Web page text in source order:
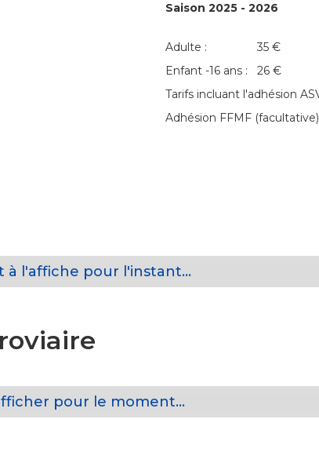
Saison 2025 - 2026
Adulte : 35 €
Enfant -16 ans : 26 €
Tarifs incluant l'adhésion
Adhésion FFMF
l'affiche pour l'instant...
pour le moment...